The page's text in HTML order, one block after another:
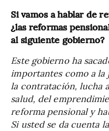
Si vamos a hablar de
¿las reformas
al siguiente gobierno?
Este gobierno ha
importantes como a la
la contratación, lucha
salud, del
reforma pensional y
Si usted se da cuenta